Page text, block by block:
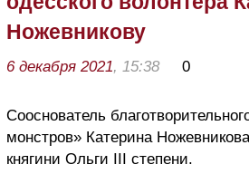
Ножевникову
6 декабря 2021, 15:38 0
Сооснователь
монстров» Катерина
княгини Ольги III степени.